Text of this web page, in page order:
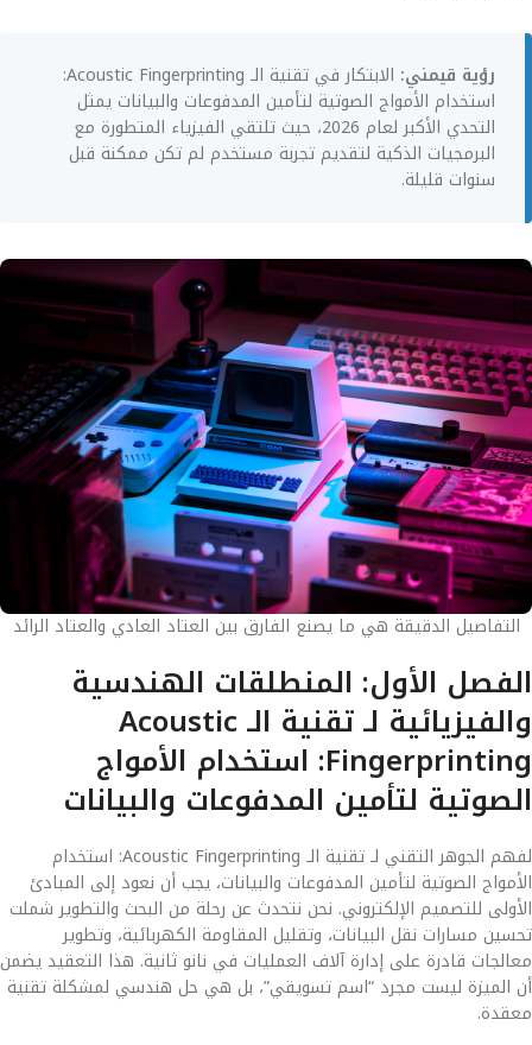
رؤية قيمني:
الابتكار في تقنية الـ Acoustic Fingerprinting:
استخدام الأمواج الصوتية لتأمين المدفوعات والبيانات يمثل
التحدي الأكبر لعام 2026، حيث تلتقي الفيزياء المتطورة مع
البرمجيات الذكية لتقديم تجربة مستخدم لم تكن ممكنة قبل
سنوات قليلة.
التفاصيل الدقيقة هي ما يصنع الفارق بين العتاد العادي والعتاد الرائد
الفصل الأول: المنطلقات الهندسية
والفيزيائية لـ تقنية الـ Acoustic
Fingerprinting: استخدام الأمواج
الصوتية لتأمين المدفوعات والبيانات
لفهم الجوهر التقني لـ تقنية الـ Acoustic Fingerprinting: استخدام
الأمواج الصوتية لتأمين المدفوعات والبيانات، يجب أن نعود إلى المبادئ
الأولى للتصميم الإلكتروني. نحن نتحدث عن رحلة من البحث والتطوير شملت
تحسين مسارات نقل البيانات، وتقليل المقاومة الكهربائية، وتطوير
معالجات قادرة على إدارة آلاف العمليات في نانو ثانية. هذا التعقيد يضمن
أن الميزة ليست مجرد “اسم تسويقي”، بل هي حل هندسي لمشكلة تقنية
معقدة.